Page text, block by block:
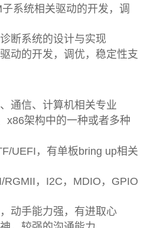
Investors
Us
中文
系统相关驱动的开发，调
断系统的设计与实现
动的开发，调优，稳定性支
通信、计算机相关专业
x86架构中的一种或者多种
UEFI，有单板bring up相关
RGMII，I2C，MDIO，GPIO
动手能力强，有进取心